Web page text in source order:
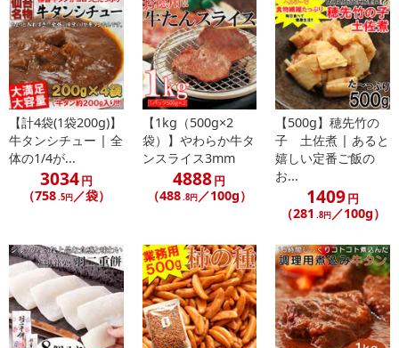
じゅーしーカルパス
たっぷり500g入っています!!食べ放題が出来る量のカルパス♪
国内加工で着色料、保存料不使用★安心安全おつまみに最適!!かなり
ヤミツキになります!!
【形ふぞろい】だからお得!!
製造過程で出来る端っこや形くずれのものだけを集めて商品化!!!
味は同じだけど、B級品だからお得!!
・賞味期限：出荷日より30日以上
・原産国（最終加工地）：日本
・原材料/材質/素材：
【計4袋(1袋200g)】
牛タンシチュー | 全
体の1/4が...
3034円
（758.5円／袋）
【1kg（500g×2
袋）】やわらか牛タ
ンスライス3mm
4888円
（488.8円／100g）
【500g】穂先竹の
子 土佐煮 | あると
嬉しい定番ご飯の
お...
1409円
（281 .8円／100g）